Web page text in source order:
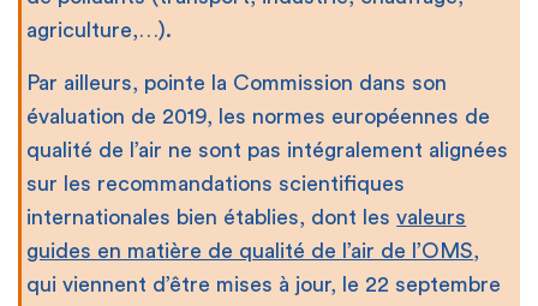
agriculture,…).
Par ailleurs, pointe la Commission dans son
évaluation de 2019, les normes européennes de
qualité de l’air ne sont pas intégralement alignées
sur les recommandations scientifiques
internationales bien établies, dont lesvaleurs
guides en matière de qualité de l’air de l’OMS,
qui viennent d’être mises à jour, le 22 septembre